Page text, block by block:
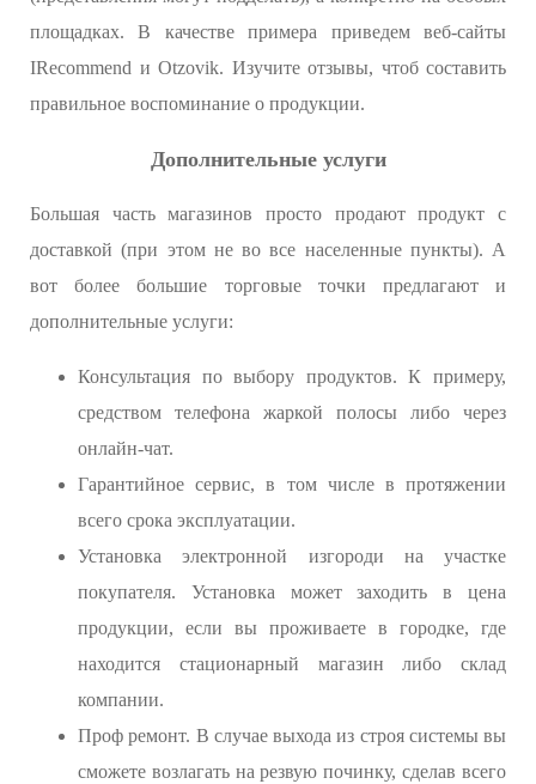
площадках. В качестве примера приведем веб-сайты
IRecommend и Otzovik. Изучите отзывы, чтоб составить
правильное воспоминание о продукции.
Дополнительные услуги
Большая часть магазинов просто продают продукт с
доставкой (при этом не во все населенные пункты). А
вот более большие торговые точки предлагают и
дополнительные услуги:
Консультация по выбору продуктов. К примеру,
средством телефона жаркой полосы либо через
онлайн-чат.
Гарантийное сервис, в том числе в протяжении
всего срока эксплуатации.
Установка электронной изгороди на участке
покупателя. Установка может заходить в цена
продукции, если вы проживаете в городке, где
находится стационарный магазин либо склад
компании.
Проф ремонт. В случае выхода из строя системы вы
сможете возлагать на резвую починку, сделав всего